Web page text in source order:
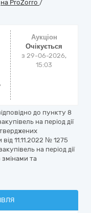
на ProZorro /
Аукціон
Очікується
з29-06-2026,
15:03
до пункту 8
на період дії
11.11.2022 № 1275
на період дії
та